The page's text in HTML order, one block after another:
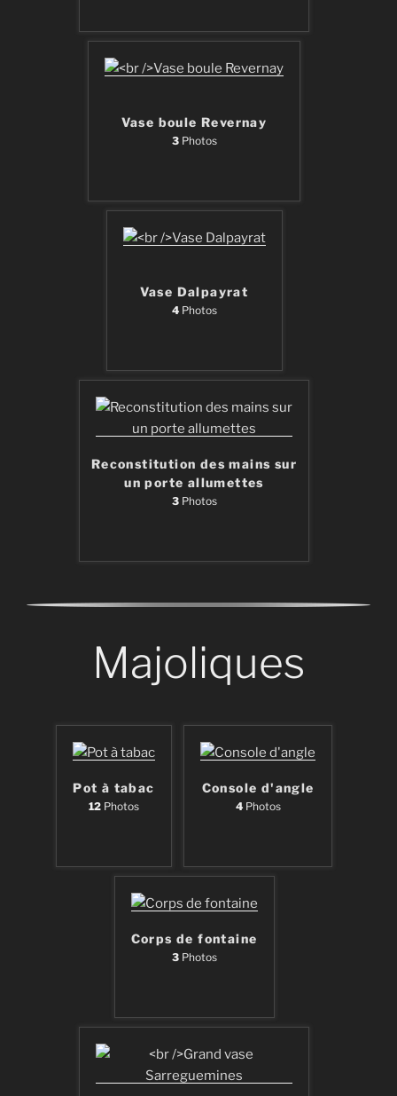
Vase boule Revernay
3Photos
Vase Dalpayrat
4Photos
Reconstitution des mains sur
un porte allumettes
3Photos
Majoliques
Pot à tabac
12 Photos
Console d'angle
4Photos
Corps de fontaine
3Photos